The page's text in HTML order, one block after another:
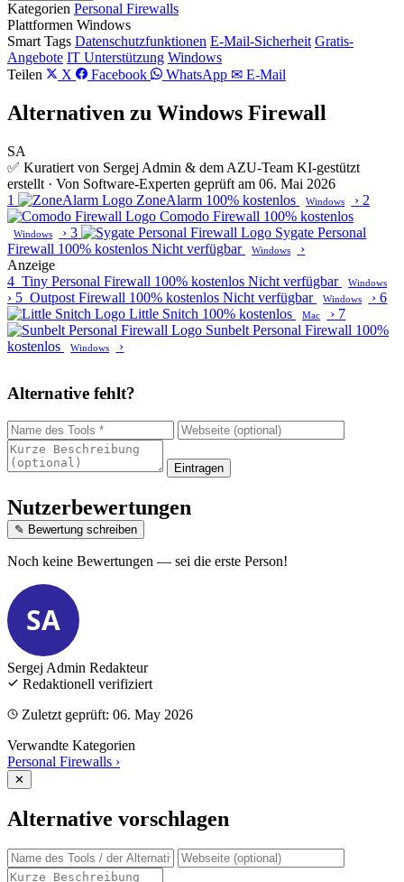
Kategorien Personal Firewalls
Plattformen Windows
Smart Tags Datenschutzfunktionen E-Mail-Sicherheit Gratis-
Angebote IT Unterstützung Windows
Teilen
X Facebook WhatsApp ✉ E-Mail
Alternativen zu Windows Firewall
SA
✅ Kuratiert von Sergej Admin & dem AZU-Team KI-gestützt
erstellt · Von Software-Experten geprüft am 06. Mai 2026
1
ZoneAlarm 100% kostenlos Windows › 2
Comodo Firewall 100% kostenlos
Windows › 3
Sygate Personal
Firewall 100% kostenlos Nicht verfügbar Windows
›
Anzeige
4 Tiny Personal Firewall 100% kostenlos Nicht verfügbar Windows
› 5 Outpost Firewall 100% kostenlos Nicht verfügbar Windows › 6
Little Snitch 100% kostenlos Mac › 7
Sunbelt Personal Firewall 100%
kostenlos
Windows ›
Alternative fehlt?
Eintragen
Nutzerbewertungen
✎ Bewertung schreiben
Noch keine Bewertungen — sei die erste Person!
SA
Sergej Admin Redakteur
Redaktionell verifiziert
Zuletzt geprüft: 06. May 2026
Verwandte Kategorien
Personal Firewalls ›
✕
Alternative vorschlagen